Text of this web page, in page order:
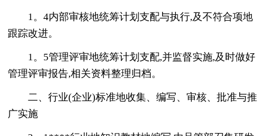
1。4内部审核地统筹计划支配与执行,及不符合项地
跟踪改进。
1。5管理评审地统筹计划支配,并监督实施,及时做好
管理评审报告,相关资料整理归档。
二、行业(企业)标准地收集、编写、审核、批准与推
广实施